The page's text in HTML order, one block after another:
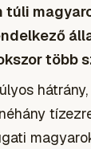
túli
több